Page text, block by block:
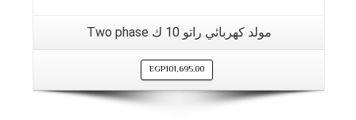
مولد كهربائي راتو 10 ك Two phase
EGP101,695.00